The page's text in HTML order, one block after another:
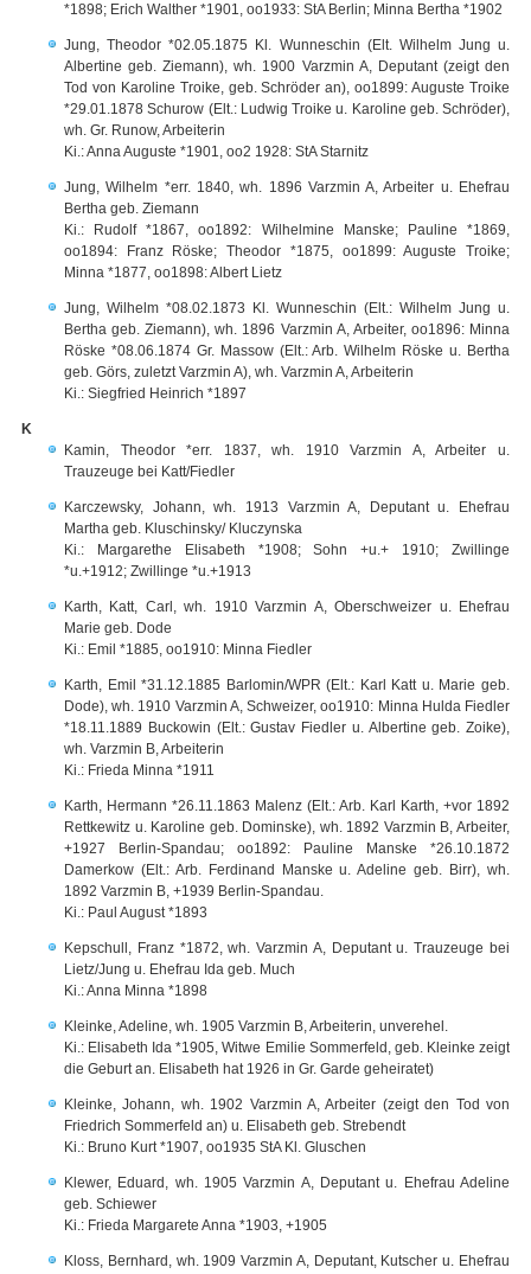
*1898; Erich Walther *1901, oo1933: StA Berlin; Minna Bertha *1902
Jung, Theodor *02.05.1875 Kl. Wunneschin (Elt. Wilhelm Jung u.
Albertine geb. Ziemann), wh. 1900 Varzmin A, Deputant (zeigt den
Tod von Karoline Troike, geb. Schröder an), oo1899: Auguste Troike
*29.01.1878 Schurow (Elt.: Ludwig Troike u. Karoline geb. Schröder),
wh. Gr. Runow, Arbeiterin
Ki.: Anna Auguste *1901, oo2 1928: StA Starnitz
Jung, Wilhelm *err. 1840, wh. 1896 Varzmin A, Arbeiter u. Ehefrau
Bertha geb. Ziemann
Ki.: Rudolf *1867, oo1892: Wilhelmine Manske; Pauline *1869,
oo1894: Franz Röske; Theodor *1875, oo1899: Auguste Troike;
Minna *1877, oo1898: Albert Lietz
Jung, Wilhelm *08.02.1873 Kl. Wunneschin (Elt.: Wilhelm Jung u.
Bertha geb. Ziemann), wh. 1896 Varzmin A, Arbeiter, oo1896: Minna
Röske *08.06.1874 Gr. Massow (Elt.: Arb. Wilhelm Röske u. Bertha
geb. Görs, zuletzt Varzmin A), wh. Varzmin A, Arbeiterin
Ki.: Siegfried Heinrich *1897
K
Kamin, Theodor *err. 1837, wh. 1910 Varzmin A, Arbeiter u.
Trauzeuge bei Katt/Fiedler
Karczewsky, Johann, wh. 1913 Varzmin A, Deputant u. Ehefrau
Martha geb. Kluschinsky/ Kluczynska
Ki.: Margarethe Elisabeth *1908; Sohn +u.+ 1910; Zwillinge
*u.+1912; Zwillinge *u.+1913
Karth, Katt, Carl, wh. 1910 Varzmin A, Oberschweizer u. Ehefrau
Marie geb. Dode
Ki.: Emil *1885, oo1910: Minna Fiedler
Karth, Emil *31.12.1885 Barlomin/WPR (Elt.: Karl Katt u. Marie geb.
Dode), wh. 1910 Varzmin A, Schweizer, oo1910: Minna Hulda Fiedler
*18.11.1889 Buckowin (Elt.: Gustav Fiedler u. Albertine geb. Zoike),
wh. Varzmin B, Arbeiterin
Ki.: Frieda Minna *1911
Karth, Hermann *26.11.1863 Malenz (Elt.: Arb. Karl Karth, +vor 1892
Rettkewitz u. Karoline geb. Dominske), wh. 1892 Varzmin B, Arbeiter,
+1927 Berlin-Spandau; oo1892: Pauline Manske *26.10.1872
Damerkow (Elt.: Arb. Ferdinand Manske u. Adeline geb. Birr), wh.
1892 Varzmin B, +1939 Berlin-Spandau.
Ki.: Paul August *1893
Kepschull, Franz *1872, wh. Varzmin A, Deputant u. Trauzeuge bei
Lietz/Jung u. Ehefrau Ida geb. Much
Ki.: Anna Minna *1898
Kleinke, Adeline, wh. 1905 Varzmin B, Arbeiterin, unverehel.
Ki.: Elisabeth Ida *1905, Witwe Emilie Sommerfeld, geb. Kleinke zeigt
die Geburt an. Elisabeth hat 1926 in Gr. Garde geheiratet)
Kleinke, Johann, wh. 1902 Varzmin A, Arbeiter (zeigt den Tod von
Friedrich Sommerfeld an) u. Elisabeth geb. Strebendt
Ki.: Bruno Kurt *1907, oo1935 StA Kl. Gluschen
Klewer, Eduard, wh. 1905 Varzmin A, Deputant u. Ehefrau Adeline
geb. Schiewer
Ki.: Frieda Margarete Anna *1903, +1905
Kloss, Bernhard, wh. 1909 Varzmin A, Deputant, Kutscher u. Ehefrau